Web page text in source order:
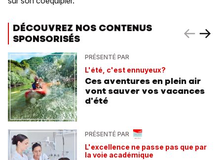
DÉCOUVREZ NOS CONTENUS
SPONSORISÉS
PRÉSENTÉ PAR
L'été, c'est ennuyeux?
Ces aventures en plein air
vont sauver vos vacances
d'été
PRÉSENTÉ PAR
L'excellence ne passe pas que par
la voie académique